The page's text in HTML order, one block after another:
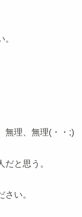
無理、無理(・・;)
と思う。
い。